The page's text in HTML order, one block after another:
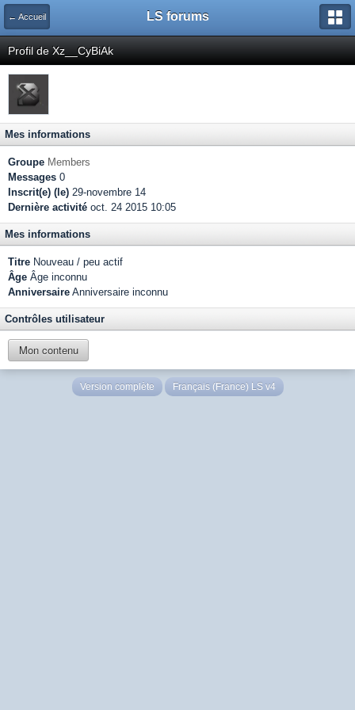
← Accueil LS forums
Profil de Xz__CyBiAk
Mes informations
Groupe Members
Messages 0
Inscrit(e) (le) 29-novembre 14
Dernière activité oct. 24 2015 10:05
Mes informations
Titre Nouveau / peu actif
Âge Âge inconnu
Anniversaire Anniversaire inconnu
Contrôles utilisateur
Mon contenu
Version complète Français (France) LS v4